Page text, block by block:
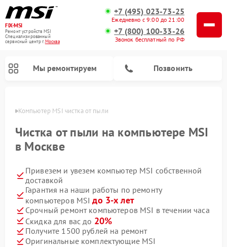
FIX-MSI
Ремонт устройств MSI
Специализированный
cервисный центр г.Москва
+7 (495) 023-73-25
Ежедневно с 9:00 до 21:00
+7 (800) 100-33-26
Звонок бесплатный по РФ
Мы ремонтируем Позвонить
Компьютер MSI чистка от пыли
Чистка от пыли на компьютере MSI
в Москве
Привезем и увезем компьютер MSI собственной
доставкой
Гарантия на наши работы по ремонту
компьютеров MSIдо 3-х лет
Срочный ремонт компьютеров MSI в течении часа
Скидка для вас до 20%
Получите 1500 рублей на ремонт
Оригинальные комплектующие MSI